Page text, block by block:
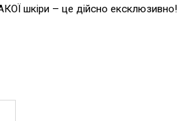
шкіри – це дійсно ексклюзивно!